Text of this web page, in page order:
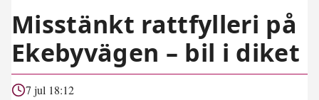
Misstänkt rattfylleri på
Ekebyvägen – bil i diket
7 jul 18:12